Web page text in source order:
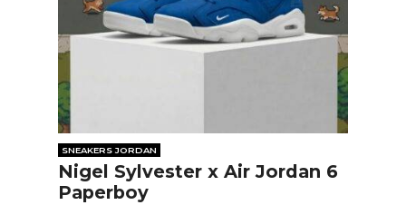
SNEAKERS JORDAN
Nigel Sylvester x Air Jordan 6
Paperboy